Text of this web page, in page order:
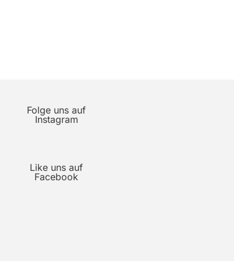
Folge uns auf
Instagram
Like uns auf
Facebook